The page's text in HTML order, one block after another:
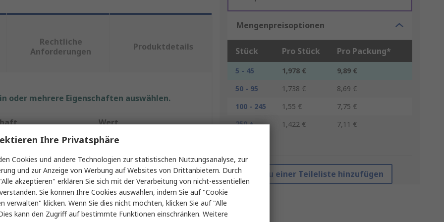
Mengenpreisoptionen
Stück Pro Stück Pro Packung*
5 - 45 1,978 €
9,89 €
50 - 95
1,738 €
8,69 €
100 - 245
1,55 €
7,75 €
250 +
1,422 € 7,11 €
Zu einer Teileliste hinzufügen
Rechtliche
Anforderungen
Produktdetails
oder mehrere Eigenschaften auswählen.
Wert
Wurth Elektronik
35mm
8mm
Abstandhalter
Ihre Privatsphäre
Cookies und andere Technologien zur statistischen Nutzungsanalyse, zur
und zur Anzeige von Werbung auf Websites von Drittanbietern. Durch
akzeptieren" erklären Sie sich mit der Verarbeitung von nicht-essentiellen
Sie können Ihre Cookies auswählen, indem Sie auf "Cookie
verwalten" klicken. Wenn Sie dies nicht möchten, klicken Sie auf "Alle
kann den Zugriff auf bestimmte Funktionen einschränken. Weitere